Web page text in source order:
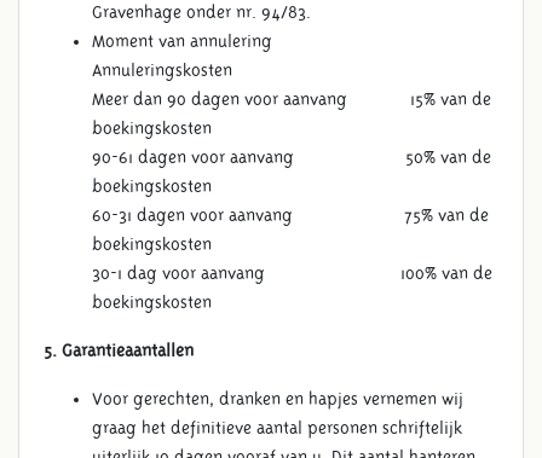
Gravenhage onder nr. 94/83.
Moment van annulering
Annuleringskosten
Meer dan 90 dagen voor aanvang 15% van de
boekingskosten
90-61 dagen voor aanvang 50% van de
boekingskosten
60-31 dagen voor aanvang 75% van de
boekingskosten
30-1 dag voor aanvang 100% van de
boekingskosten
5. Garantieaantallen
Voor gerechten, dranken en hapjes vernemen wij
graag het definitieve aantal personen schriftelijk